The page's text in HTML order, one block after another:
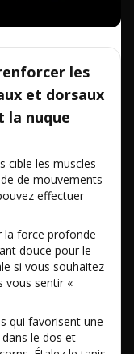
les
et dorsaux
la nuque
cible les muscles
de mouvements
effectuer
la force profonde
douce pour le
si vous souhaitez
vous sentir «
qui favorisent une
le dos et